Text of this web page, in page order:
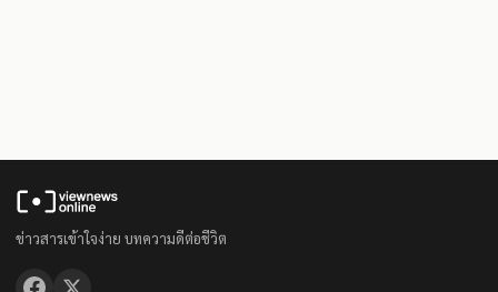
ข่าวสารเข้าใจง่าย บทความดีต่อชีวิต